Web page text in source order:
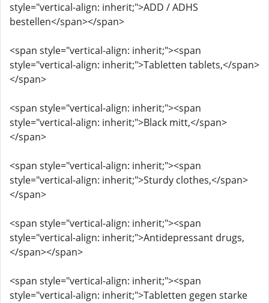
style="vertical-align: inherit;">ADD / ADHS
bestellen</span></span>
<span style="vertical-align: inherit;"><span
style="vertical-align: inherit;">Tabletten tablets,</span>
</span>
<span style="vertical-align: inherit;"><span
style="vertical-align: inherit;">Black mitt,</span>
</span>
<span style="vertical-align: inherit;"><span
style="vertical-align: inherit;">Sturdy clothes,</span>
</span>
<span style="vertical-align: inherit;"><span
style="vertical-align: inherit;">Antidepressant drugs,
</span></span>
<span style="vertical-align: inherit;"><span
style="vertical-align: inherit;">Tabletten gegen starke